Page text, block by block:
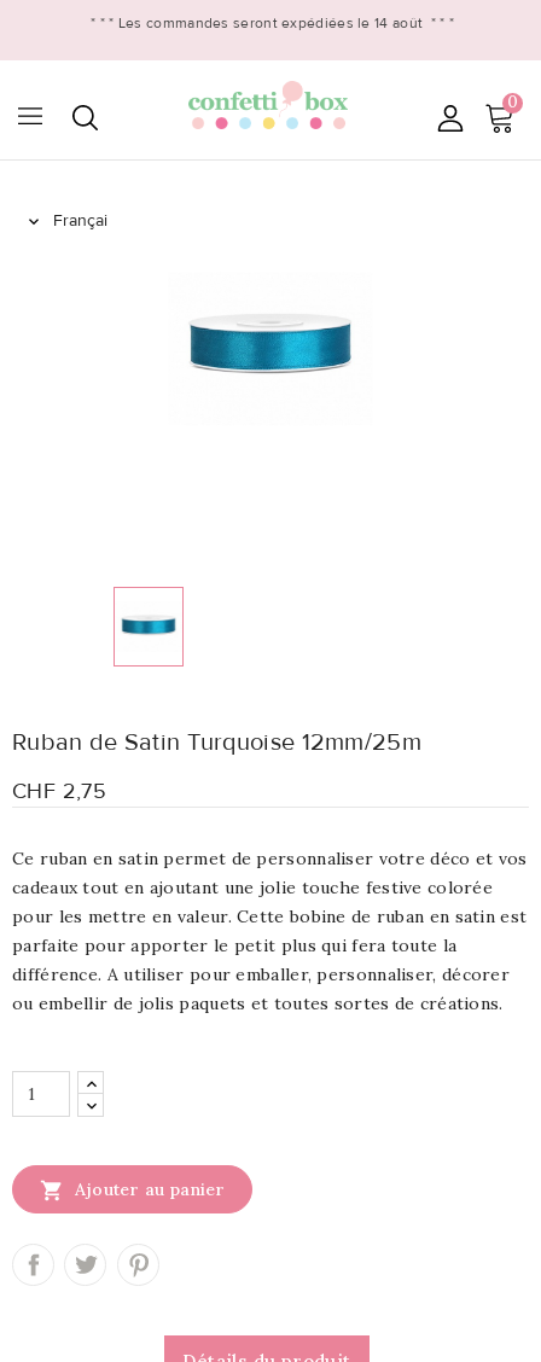
* * * Les commandes seront expédiées le 14 août * * *
0

Ruban de Satin Turquoise 12mm/25m
CHF 2,75
Ce ruban en satin permet de personnaliser votre déco et vos
cadeaux tout en ajoutant une jolie touche festive colorée
pour les mettre en valeur. Cette bobine de ruban en satin est
parfaite pour apporter le petit plus qui fera toute la
différence. A utiliser pour emballer, personnaliser, décorer
ou embellir de jolis paquets et toutes sortes de créations.
 Ajouter au panier